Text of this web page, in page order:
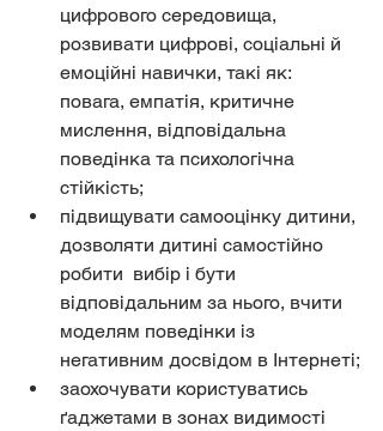
цифрового середовища,
розвивати цифрові, соціальні й
емоційні навички, такі як:
повага, емпатія, критичне
мислення, відповідальна
поведінка та психологічна
стійкість;
підвищувати самооцінку дитини,
дозволяти дитині самостійно
робити  вибір і бути
відповідальним за нього, вчити
моделям поведінки із
негативним досвідом в Інтернеті;
заохочувати користуватись
ґаджетами в зонах видимості